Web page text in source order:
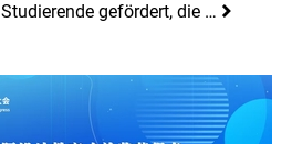
gefördert, die …